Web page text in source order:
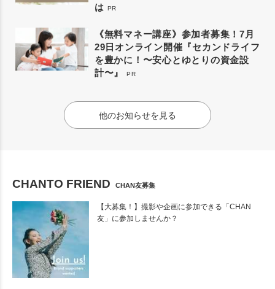
は PR
《無料マネー講座》参加者募集！7月
29日オンライン開催『セカンドライフ
を豊かに！〜安心とゆとりの資金設
計〜』
PR
他のお知らせを見る
CHANTO FRIEND CHAN友募集
【大募集！】撮影や企画に参加できる「CHAN
友」に参加しませんか？